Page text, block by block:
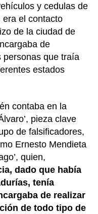
y cedulas de
era el contacto
de la ciudad de
de
personas que traía
estados
contaba en la
pieza clave
de falsificadores,
Ernesto Mendieta
quien,
dado que había
tenía
de realizar
de todo tipo de